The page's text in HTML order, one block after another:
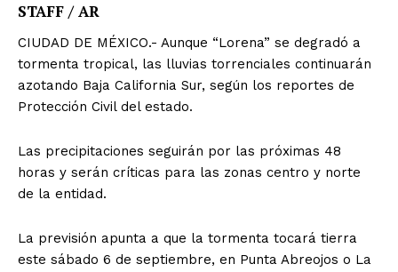
STAFF / AR
CIUDAD DE MÉXICO.- Aunque “Lorena” se degradó a
tormenta tropical, las lluvias torrenciales continuarán
azotando Baja California Sur, según los reportes de
Protección Civil del estado.
Las precipitaciones seguirán por las próximas 48
horas y serán críticas para las zonas centro y norte
de la entidad.
La previsión apunta a que la tormenta tocará tierra
este sábado 6 de septiembre, en Punta Abreojos o La